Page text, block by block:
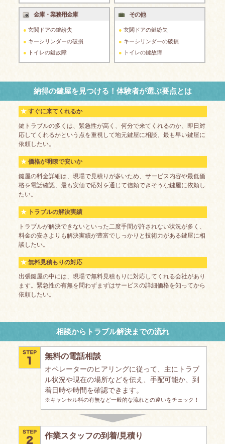
金庫・業務用金庫
玄関ドアの鍵紛失
キーシリンダーの破損
トイレの鍵故障
その他
玄関ドアの鍵紛失
キーシリンダーの破損
トイレの鍵故障
納得の鍵屋を見つける！体験者が選ぶ要点とは
すぐに来てくれるか
鍵トラブルの多くは、緊急性が高く、何分で来てくれるのか、即日対
応してくれるかという点を重視して地元鍵屋に相談、最も早い鍵屋に
依頼したい。
価格が明瞭で安いか
鍵屋の料金詳細は、現場で見積りが多いため、サービス内容や最低価
格を電話確認、最も安価で応対を通じて信頼できそうな鍵屋に依頼し
たい。
トラブルの解決実績
トラブルが解決できないといった二度手間が許されない状況が多く、
料金の安さよりも解決実績が豊富でしっかりと技術力がある鍵屋に相
談したい。
無料見積もりの対応
出張鍵屋の中には、現場で無料見積もりに対応してくれる会社があり
ます。緊急性の有無を問わずまずはサービスの詳細価格を知ってから
依頼したい。
相談からトラブル解決までの流れ
無料の電話相談
オペレーターのヒアリングに従って、主にトラブ
ル状況や現在の場所などを伝え、手配可能か、到
着日時や時間を確認できます。
※キャンセル料の有無など一般的な流れとの違いをチェック！
作業スタッフの到着/見積り